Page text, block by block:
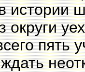
истории
округи
пять